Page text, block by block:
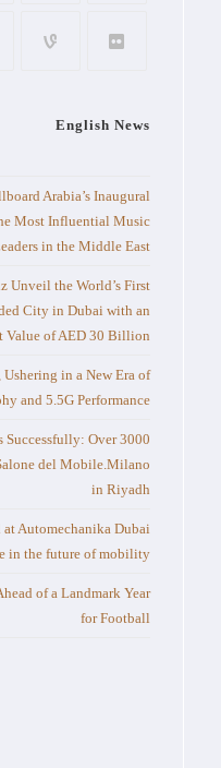
English News
Arabia’s Inaugural
Most Influential Music
in the Middle East
Unveil the World’s First
City in Dubai with an
Value of AED 30 Billion
in a New Era of
and 5.5G Performance
Successfully: Over 3000
del Mobile.Milano
in Riyadh
at Automechanika Dubai
in the future of mobility
of a Landmark Year
for Football